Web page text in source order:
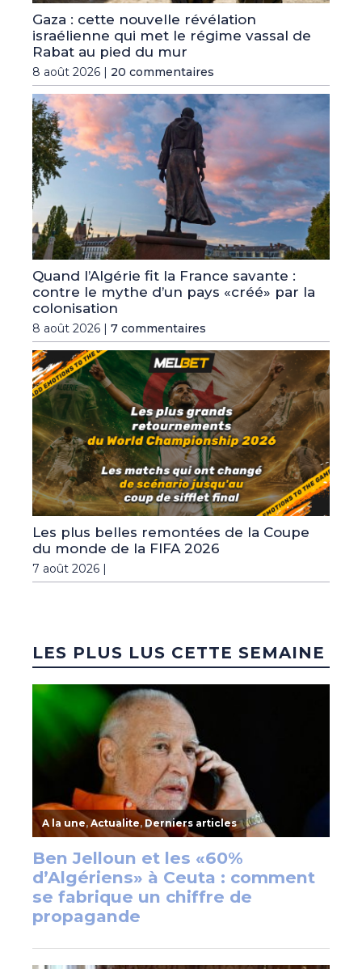
Gaza : cette nouvelle révélation
israélienne qui met le régime vassal de
Rabat au pied du mur
8 août 2026 | 20 commentaires
Quand l’Algérie fit la France savante :
contre le mythe d’un pays «créé» par la
colonisation
8 août 2026 | 7 commentaires
Les plus belles remontées de la Coupe
du monde de la FIFA 2026
7 août 2026 |
LES PLUS LUS CETTE SEMAINE